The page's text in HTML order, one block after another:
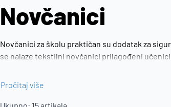
Novčanici
Novčanici za školu praktičan su dodatak za
se nalaze tekstilni novčanici prilagođeni
Pročitaj više